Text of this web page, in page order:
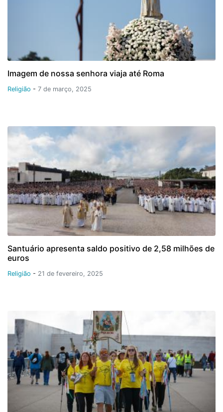
Imagem de nossa senhora viaja até Roma
Religião - 7 de março, 2025
Santuário apresenta saldo positivo de 2,58 milhões de
euros
Religião - 21 de fevereiro, 2025